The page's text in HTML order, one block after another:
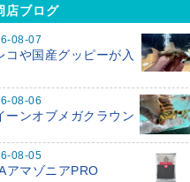
店ブログ
08-07
コや国産グッピーが入
08-06
ーンオブメガクラウン
08-05
アマゾニアPRO